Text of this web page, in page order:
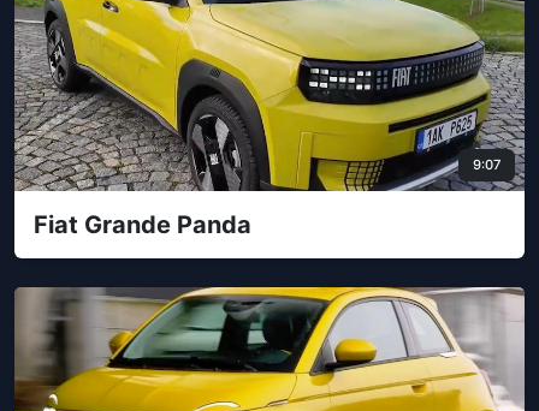
9:07
Fiat Grande Panda